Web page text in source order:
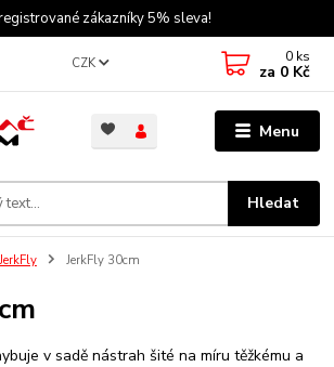
zákazníky 5% sleva!
Menu
CZK
Hledat
0 ks
za 0 Kč
JerkFly JerkFly 30cm
v sadě nástrah šité na míru těžkému a